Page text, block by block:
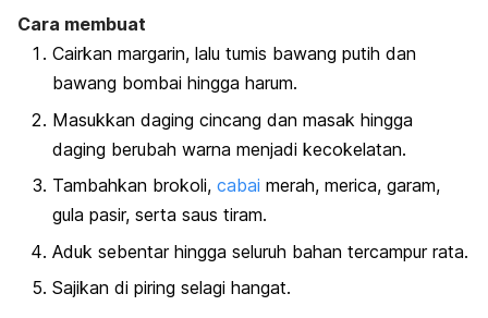
Cara membuat
Cairkan margarin, lalu tumis bawang putih dan
bawang bombai hingga harum.
Masukkan daging cincang dan masak hingga
daging berubah warna menjadi kecokelatan.
Tambahkan brokoli, cabai merah, merica, garam,
gula pasir, serta saus tiram.
Aduk sebentar hingga seluruh bahan tercampur rata.
Sajikan di piring selagi hangat.